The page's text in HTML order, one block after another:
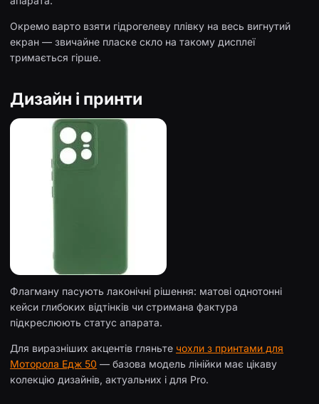
Окремо варто взяти гідрогелеву плівку на весь вигнутий
екран — звичайне пласке скло на такому дисплеї
тримається гірше.
Дизайн і принти
Флагману пасують лаконічні рішення: матові однотонні
кейси глибоких відтінків чи стримана фактура
підкреслюють статус апарата.
Для виразніших акцентів гляньте чохли з принтами для
Моторола Едж 50 — базова модель лінійки має цікаву
колекцію дизайнів, актуальних і для Pro.